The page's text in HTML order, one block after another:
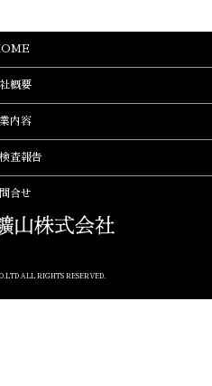
概要
内容
査報告
合せ
ALL RIGHTS RESERVED.